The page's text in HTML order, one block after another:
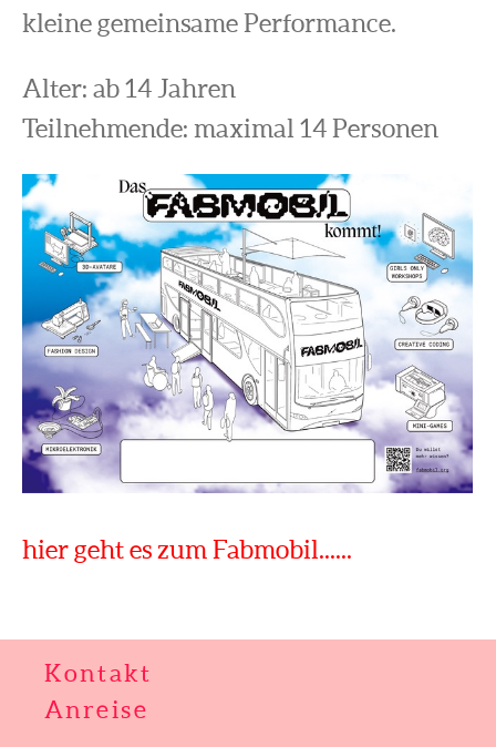
kleine gemeinsame Performance.
Alter: ab 14 Jahren
Teilnehmende: maximal 14 Personen
hier geht es zum Fabmobil......
Kontakt
Anreise